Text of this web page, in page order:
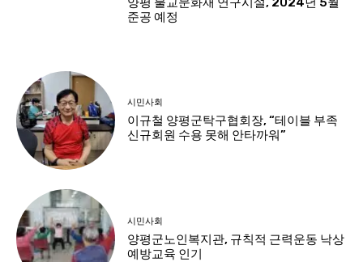
준공 예정
시민사회
이규철 양평군탁구협회장, “테이블 부족
신규회원 수용 못해 안타까워”
시민사회
양평군노인복지관, 규칙적 근력운동 낙상
예방교육 인기